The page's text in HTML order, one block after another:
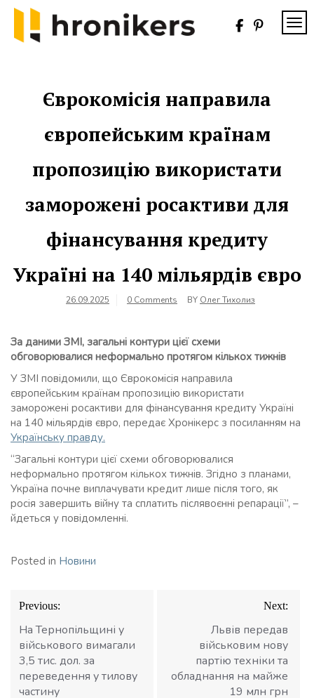
Skip
content
Єврокомісія направила
європейським країнам
пропозицію використати
заморожені росактиви для
фінансування кредиту
Україні на 140 мільярдів євро
26.09.2025 0 Comments BY Олег Тихолиз
За даними ЗМІ, загальні контури цієї схеми
обговорювалися неформально протягом кількох тижнів
У ЗМІ повідомили, що Єврокомісія направила
європейським країнам пропозицію використати
заморожені росактиви для фінансування кредиту Україні
на 140 мільярдів євро, передає Хронікерс з посиланням на
Українську правду.
“Загальні контури цієї схеми обговорювалися
неформально протягом кількох тижнів. Згідно з планами,
Україна почне виплачувати кредит лише після того, як
росія завершить війну та сплатить післявоєнні репарації”, –
йдеться у повідомленні.
Posted in Новини
Навігація
записів
Previous:
На Тернопільщині у
військового вимагали
3,5 тис. дол. за
переведення у тилову
частину
Next:
Львів передав
військовим нову
партію техніки та
обладнання на майже
19 млн грн